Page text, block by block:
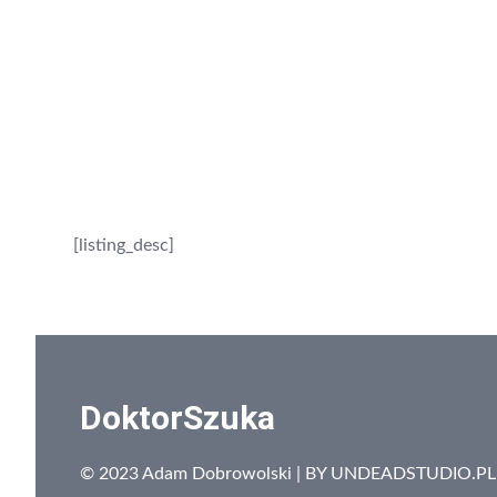
[listing_desc]
DoktorSzuka
© 2023 Adam Dobrowolski | BY UNDEADSTUDIO.PL